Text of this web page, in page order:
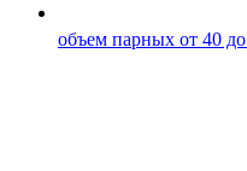
объем парных от 40